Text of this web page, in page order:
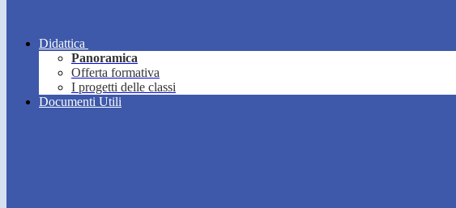
Didattica
Panoramica
Offerta formativa
I progetti delle classi
Documenti Utili